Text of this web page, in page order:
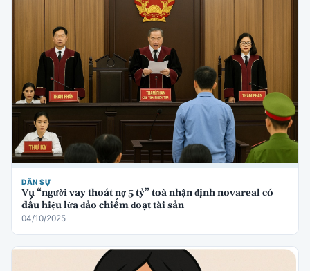
DÂN SỰ
Vụ “người vay thoát nợ 5 tỷ” toà nhận định novareal có
dấu hiệu lừa đảo chiếm đoạt tài sản
04/10/2025